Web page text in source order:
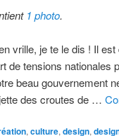
1 photo.
vrille, je te le dis ! Il
de tensions nationales
beau gouvernement
des croutes de …
, culture, design,